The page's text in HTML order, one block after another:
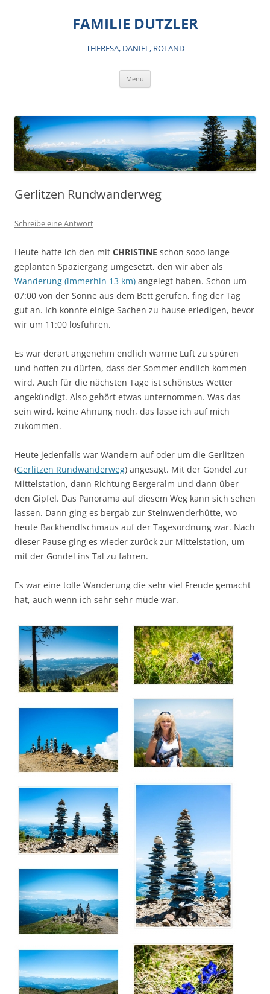
FAMILIE DUTZLER
THERESA, DANIEL, ROLAND
Menü
Gerlitzen Rundwanderweg
Schreibe eine Antwort
Heute hatte ich den mit CHRISTINE schon sooo lange
geplanten Spaziergang umgesetzt, den wir aber als
Wanderung (immerhin 13 km) angelegt haben. Schon um
07:00 von der Sonne aus dem Bett gerufen, fing der Tag
gut an. Ich konnte einige Sachen zu hause erledigen, bevor
wir um 11:00 losfuhren.
Es war derart angenehm endlich warme Luft zu spüren
und hoffen zu dürfen, dass der Sommer endlich kommen
wird. Auch für die nächsten Tage ist schönstes Wetter
angekündigt. Also gehört etwas unternommen. Was das
sein wird, keine Ahnung noch, das lasse ich auf mich
zukommen.
Heute jedenfalls war Wandern auf oder um die Gerlitzen
(Gerlitzen Rundwanderweg) angesagt. Mit der Gondel zur
Mittelstation, dann Richtung Bergeralm und dann über
den Gipfel. Das Panorama auf diesem Weg kann sich sehen
lassen. Dann ging es bergab zur Steinwenderhütte, wo
heute Backhendlschmaus auf der Tagesordnung war. Nach
dieser Pause ging es wieder zurück zur Mittelstation, um
mit der Gondel ins Tal zu fahren.
Es war eine tolle Wanderung die sehr viel Freude gemacht
hat, auch wenn ich sehr sehr müde war.